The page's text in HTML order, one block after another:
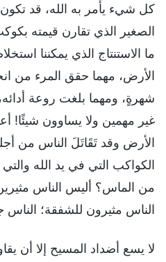
كل شيء يأمر به الله، قد
الصغير الذي تقارن قيمته
ما الاستنتاج الذي يمكننا
الأرض، مهما حقق المرء من
شهرةٍ، ومهما بلغت روعة
غير مهمين ولا يساوون شيئًا!
الأرض وقد تَقَاتَلَ الناس من
الكواكب التي في يد الله
من الماس؟ أليس الناس
الناس مثيرون للشفقة؛ الناس
لا يسع أضداد المسيح إلا أن